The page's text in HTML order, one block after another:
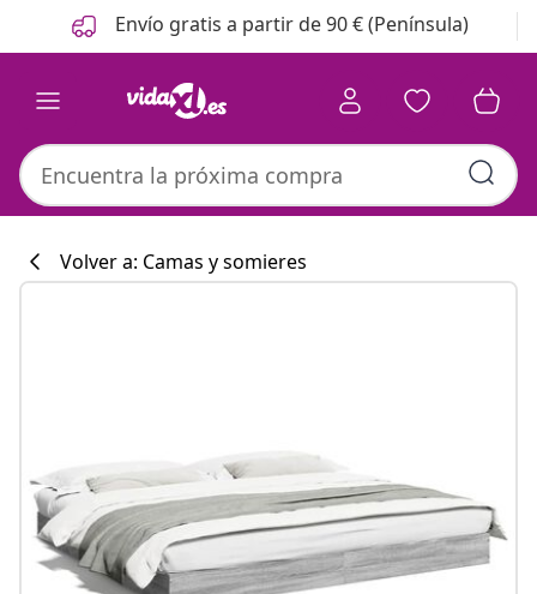
Anterior
Siguiente Envío gratis a partir de 90 € (Península)
#sharemevidaxl
Volver a: Camas y somieres